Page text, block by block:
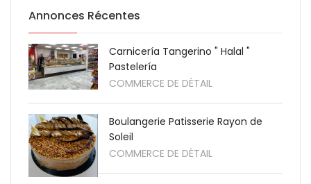
Annonces Récentes
Carnicería Tangerino " Halal "
Pastelería
COMMERCE DE DÉTAIL
Boulangerie Patisserie Rayon de
Soleil
COMMERCE DE DÉTAIL